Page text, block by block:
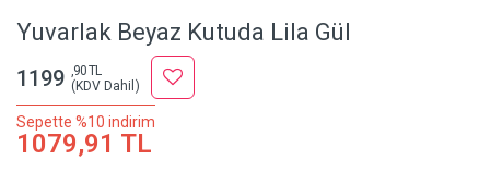
Yuvarlak Beyaz Kutuda Lila Gül
1199 ,90 TL
(KDV Dahil)
Sepette %10 indirim
1079,91 TL